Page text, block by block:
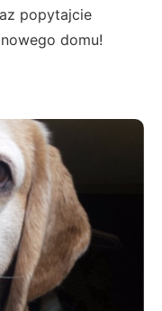
popytajcie
domu!